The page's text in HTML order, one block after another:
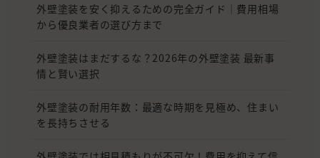
外壁塗装を安く抑えるための完全ガイド｜費用相場
から優良業者の選び方まで
外壁塗装はまだするな？2026年の外壁塗装 最新事
情と賢い選択
外壁塗装の耐用年数：最適な時期を見極め、住まい
を長持ちさせる